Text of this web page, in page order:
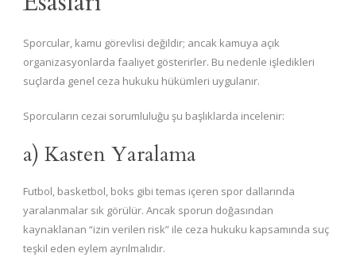
Sporcular, kamu görevlisi değildir; ancak kamuya açık
organizasyonlarda faaliyet gösterirler. Bu nedenle işledikleri
suçlarda genel ceza hukuku hükümleri uygulanır.
Sporcuların cezai sorumluluğu şu başlıklarda incelenir:
a) Kasten Yaralama
Futbol, basketbol, boks gibi temas içeren spor dallarında
yaralanmalar sık görülür. Ancak sporun doğasından
kaynaklanan “izin verilen risk” ile ceza hukuku kapsamında suç
teşkil eden eylem ayrılmalıdır.